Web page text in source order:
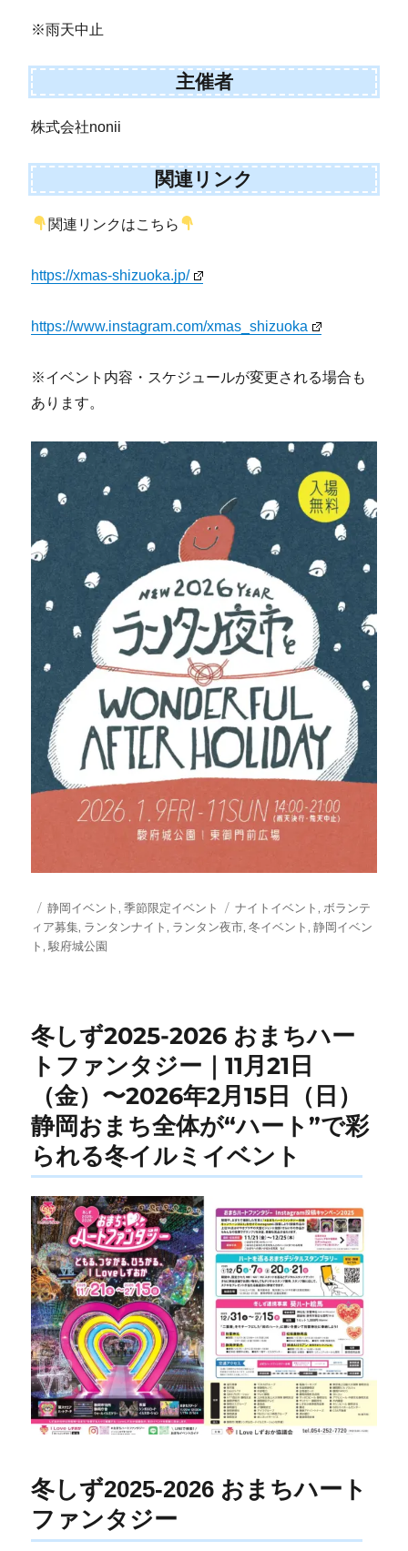
※雨天中止
主催者
株式会社nonii
関連リンク
関連リンクはこちら
https://xmas-shizuoka.jp/
https://www.instagram.com/xmas_shizuoka
※イベント内容・スケジュールが変更される場合も
あります。
投
稿
日:
カ
テ
ゴ
静岡イベント ,季節限定イベント
タ
グ
ナイトイベント , ボランテ
ィア募集, ランタンナイト , ランタン夜市,冬イベント ,静岡イベン
ト ,駿府城公園
冬しず2025-2026 おまちハー
トファンタジー｜11月21日
（金）〜2026年2月15日（日）
静岡おまち全体が“ハート”で彩
られる冬イルミイベント
冬しず2025-2026 おまちハート
ファンタジー